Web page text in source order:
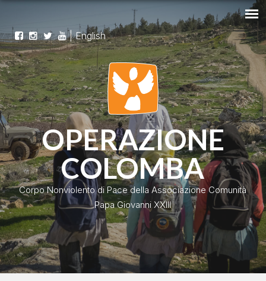
|English
OPERAZIONE
COLOMBA
Corpo Nonviolento di Pace della Associazione Comunità
Papa Giovanni XXIII